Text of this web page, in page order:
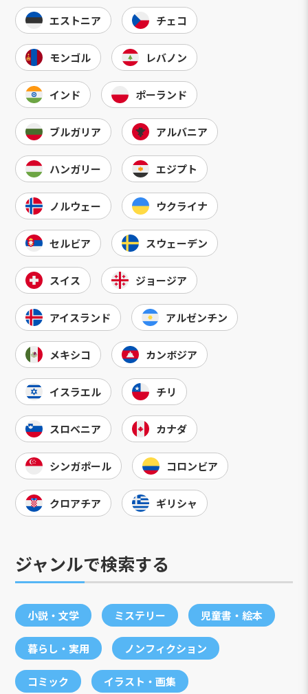
エストニア チェコ
モンゴル レバノン
インド ポーランド
ブルガリア アルバニア
ハンガリー エジプト
ノルウェー ウクライナ
セルビア スウェーデン
スイス ジョージア
アイスランド アルゼンチン
メキシコ カンボジア
イスラエル チリ
スロベニア カナダ
シンガポール コロンビア
クロアチア ギリシャ
ジャンルで検索する
小説・文学 ミステリー 児童書・絵本
暮らし・実用 ノンフィクション
コミック イラスト・画集